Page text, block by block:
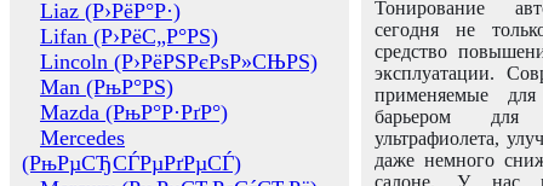
Liaz (Р›РёР°Р·)
Lifan (Р›РёС„Р°РЅ)
Lincoln (Р›РёРЅРєРѕР»СЊРЅ)
Man (РњР°РЅ)
Mazda (РњР°Р·РґР°)
Mercedes
(РњРµСЂСЃРµРґРµСЃ)
Тонирование
сегодня не
средство
эксплуатации.
применяемые
барьером для
ультрафиолета,
даже немного
салоне. У нас